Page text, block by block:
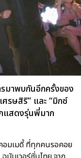
มาพบกันอีกครั้งของ
รษสิริ” และ “มิกซ์
แสดงรุ่นพี่มาก
อมเมดี้ ที่ทุกคนรอคอย